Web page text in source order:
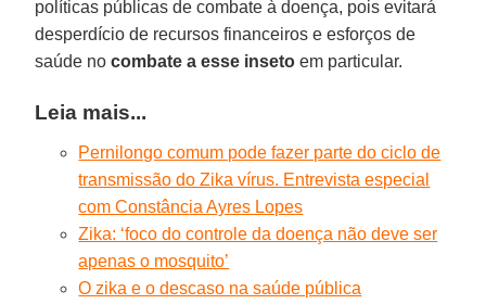
políticas públicas de combate à doença, pois evitará
desperdício de recursos financeiros e esforços de
saúde nocombate a esse inseto em particular.
Leia mais...
Pernilongo comum pode fazer parte do ciclo de
transmissão do Zika vírus. Entrevista especial
com Constância Ayres Lopes
Zika: ‘foco do controle da doença não deve ser
apenas o mosquito’
O zika e o descaso na saúde pública